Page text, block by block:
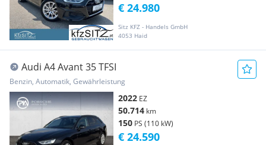
Sitz KFZ - Handels GmbH
4053 Haid
€ 24.980
Audi A4 Avant 35 TFSI
Benzin, Automatik, Gewährleistung
2022 EZ
50.714 km
150 PS (110 kW)
€ 24.590